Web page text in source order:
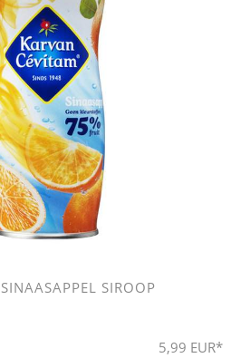
SIROOP
5,99 EUR*